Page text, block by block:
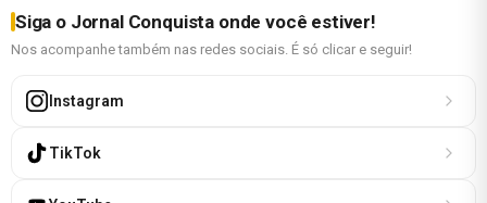
Siga o Jornal Conquista onde você estiver!
Nos acompanhe também nas redes sociais. É só clicar e seguir!
Instagram
TikTok